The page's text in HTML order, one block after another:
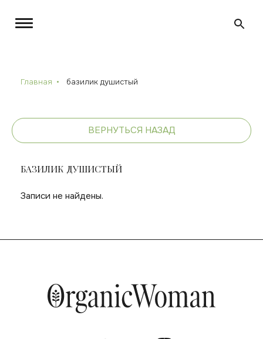
Главная базилик душистый
ВЕРНУТЬСЯ НАЗАД
БАЗИЛИК ДУШИСТЫЙ
Записи не найдены.